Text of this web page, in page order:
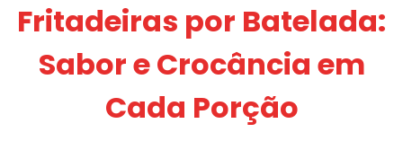
Fritadeiras por Batelada:
Sabor e Crocância em
Cada Porção